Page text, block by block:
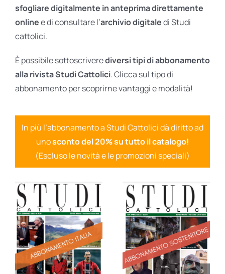
Ares Gift Card
sfogliare digitalmente in anteprima direttamente
onlinee di consultare l’archivio digitaledi Studi
cattolici.
È possibile sottoscriverediversi tipi di abbonamento
alla rivista Studi Cattolici. Clicca sul tipo di
abbonamento per scoprirne vantaggi e modalità!
In più l’abbonamento a Studi Cattolici dà diritto ad
unosconto del 20% su tutto il catalogo!
(Escluso le novità e le promozioni speciali)